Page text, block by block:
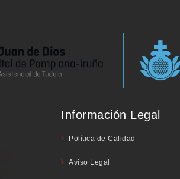
Información Legal
Política de Calidad
Aviso Legal